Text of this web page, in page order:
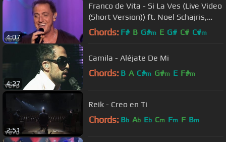
4:07
Franco de Vita - Si La Ves (Live Video
(Short Version)) ft. Noel Schajris,
Leonel García
Chords: F# B G#m E G# C# C#m
4:27
Camila - Aléjate De Mi
Chords: B A C#m G#m E F#m
2:51
Reik - Creo en Ti
Chords: Bb Ab Eb Cm Fm F Bm